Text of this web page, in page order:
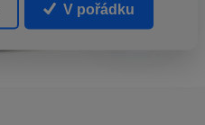
V pořádku